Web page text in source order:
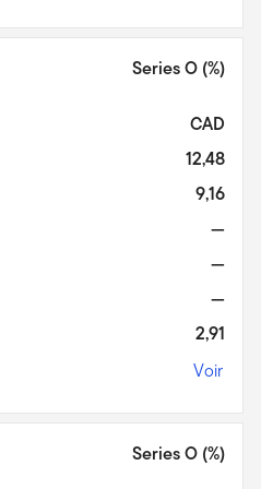
Series O (%)
CAD
12,48
9,16
—
—
—
2,91
Voir
Series O (%)